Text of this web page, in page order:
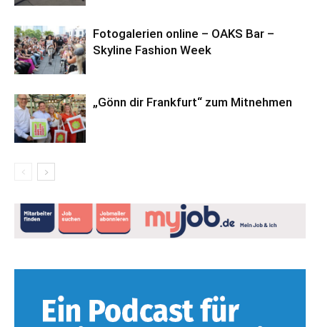
Fotogalerien online – OAKS Bar –
Skyline Fashion Week
„Gönn dir Frankfurt“ zum Mitnehmen